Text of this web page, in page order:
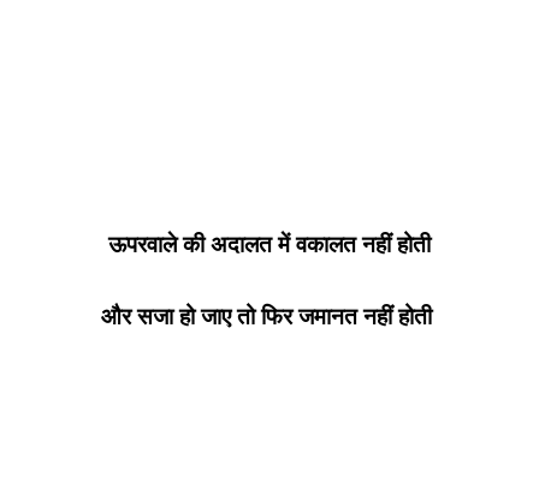
ऊपरवाले की अदालत में वकालत नहीं होती
और सजा हो जाए तो फिर जमानत नहीं होती